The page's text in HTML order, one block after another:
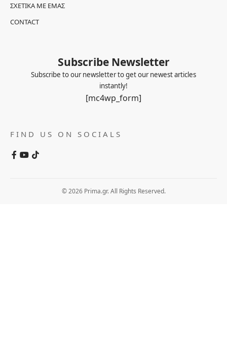
ΣΧΕΤΙΚΆ ΜΕ ΕΜΆΣ
CONTACT
Subscribe Newsletter
Subscribe to our newsletter to get our newest articles
instantly!
[mc4wp_form]
FIND US ON SOCIALS
© 2026 Prima.gr. All Rights Reserved.